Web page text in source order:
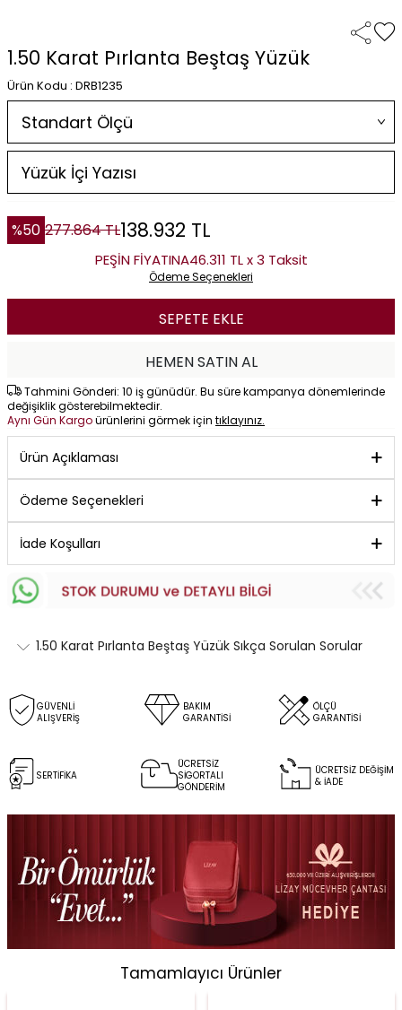
1.50 Karat Pırlanta Beştaş Yüzük
Ürün Kodu : DRB1235
%50 277.864TL138.932 TL
PEŞİN FİYATINA46.311 TL x 3 Taksit
Ödeme Seçenekleri
SEPETE EKLE
HEMEN SATIN AL
Tahmini Gönderi: 10 iş günüdür. Bu süre kampanya dönemlerinde
değişiklik gösterebilmektedir.
Aynı Gün Kargoürünlerini görmek için tıklayınız.
Ürün Açıklaması
Ödeme Seçenekleri
İade Koşulları
1.50 Karat Pırlanta Beştaş Yüzük Sıkça Sorulan Sorular
GÜVENLİ
ALIŞVERİŞ
BAKIM
GARANTİSİ
ÖLÇÜ
GARANTİSİ
SERTİFİKA
ÜCRETSİZ
SİGORTALI
GÖNDERİM
ÜCRETSİZ DEĞİŞİM
& İADE
Tamamlayıcı Ürünler